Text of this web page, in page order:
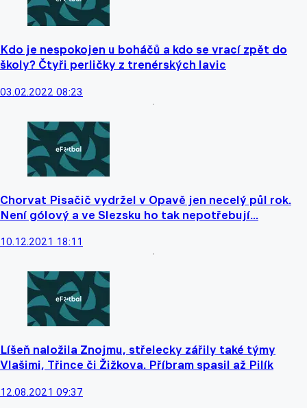
Kdo je nespokojen u boháčů a kdo se vrací zpět do
školy? Čtyři perličky z trenérských lavic
03.02.2022 08:23
Chorvat Pisačič vydržel v Opavě jen necelý půl rok.
Není gólový a ve Slezsku ho tak nepotřebují...
10.12.2021 18:11
Líšeň naložila Znojmu, střelecky zářily také týmy
Vlašimi, Třince či Žižkova. Příbram spasil až Pilík
12.08.2021 09:37